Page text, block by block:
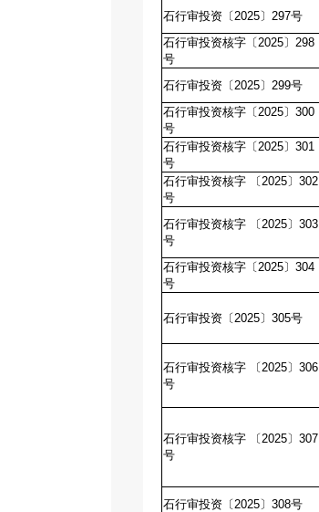
石行审投资〔2025〕297号
石行审投资核字〔2025〕298
号
石行审投资〔2025〕299号
石行审投资核字〔2025〕300
号
石行审投资核字〔2025〕301
号
石行审投资核字 〔2025〕302
号
石行审投资核字 〔2025〕303
号
石行审投资核字〔2025〕304
号
石行审投资〔2025〕305号
石行审投资核字 〔2025〕306
号
石行审投资核字 〔2025〕307
号
石行审投资〔2025〕308号